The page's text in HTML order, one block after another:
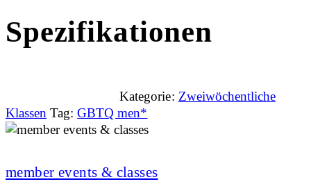
Spezifikationen
Kategorie: Zweiwöchentliche
Klassen Tag: GBTQ men*
member events & classes